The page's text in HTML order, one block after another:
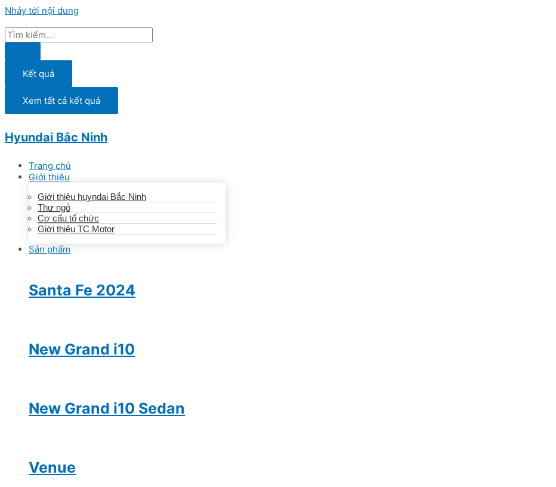
Nhảy tới nội dung
Kết quả
Xem tất cả kết quả
Hyundai Bắc Ninh
Trang chủ
Giới thiệu
Giới thiệu huyndai Bắc Ninh
Thư ngỏ
Cơ cấu tổ chức
Giới thiệu TC Motor
Sản phẩm
Santa Fe 2024
New Grand i10
New Grand i10 Sedan
Venue